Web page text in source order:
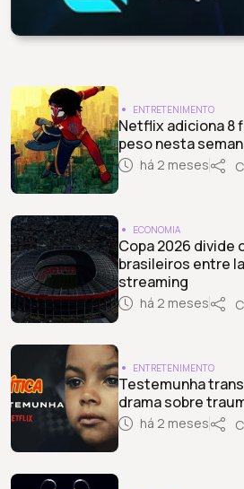
ENTRETENIMENTO
Netflix adiciona 8
peso nesta
há 2 meses
ECONOMIA
Copa 2026 divide
brasileiros entre
streaming
há 2 meses
ENTRETENIMENTO
Testemunha
drama sobre
há 2 meses